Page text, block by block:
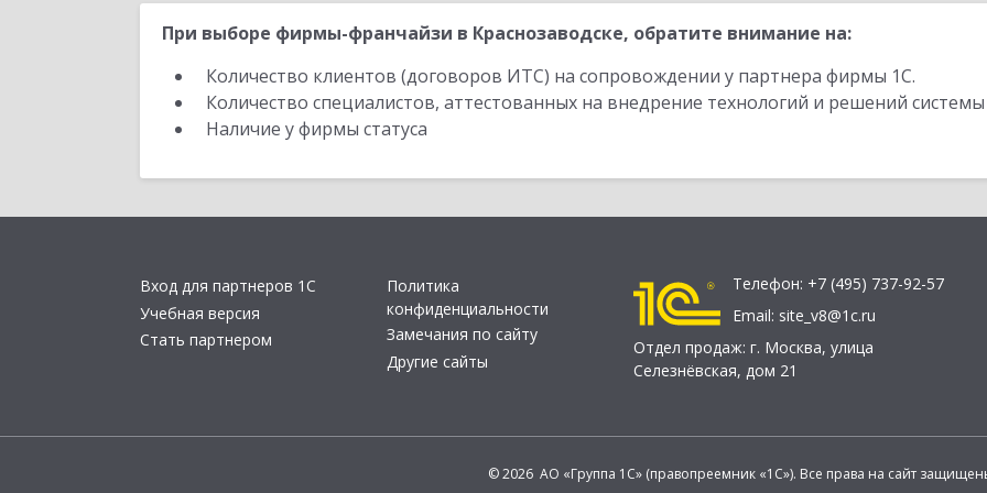
При выборе фирмы-франчайзи в Краснозаводске, обратите внимание на:
Количество клиентов (договоров ИТС) на сопровождении у партнера фирмы 1С.
Количество специалистов, аттестованных на внедрение технологий и решений
Наличие у фирмы статуса
Вход для партнеров 1С
Учебная версия
Стать партнером
Политика
конфиденциальности
Замечания по сайту
Другие сайты
Телефон: +7 (495) 737-92-57
Email: site_v8@1c.ru
Отдел продаж: г. Москва, улица
Селезнёвская, дом 21
© 2026 АО «Группа 1С» (правопреемник «1С»). Все права на сайт